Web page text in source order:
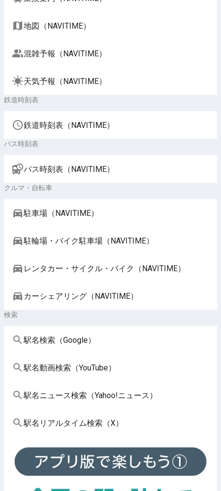
地図（NAVITIME）
混雑予報（NAVITIME）
天気予報（NAVITIME）
鉄道時刻表
鉄道時刻表（NAVITIME）
バス時刻表
バス時刻表（NAVITIME）
クルマ・自転車
駐車場（NAVITIME）
駐輪場・バイク駐車場（NAVITIME）
レンタカー・サイクル・バイク（NAVITIME）
カーシェアリング（NAVITIME）
検索
駅名検索（Google）
駅名動画検索（YouTube）
駅名ニュース検索（Yahoo!ニュース）
駅名リアルタイム検索（X）